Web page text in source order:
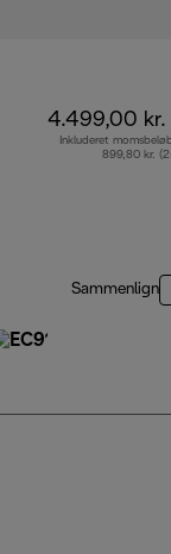
4.499,00 kr.
Inkluderet
899,80 kr.
Sammenlign